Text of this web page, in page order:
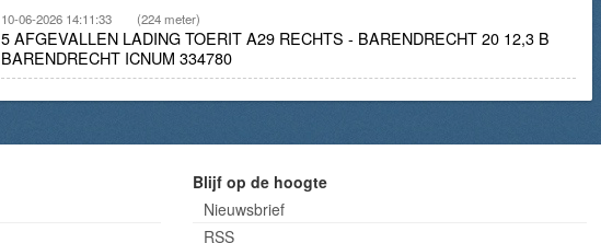
10-06-2026 14:11:33 (224 meter)
5 AFGEVALLEN LADING TOERIT A29 RECHTS - BARENDRECHT 20 12,3 B
BARENDRECHT ICNUM 334780
Blijf op de hoogte
Nieuwsbrief
RSS